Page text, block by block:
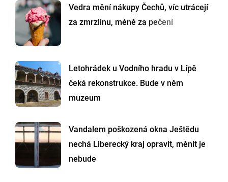
Vedra mění nákupy Čechů, víc utrácejí
za zmrzlinu, méně za pečení
Letohrádek u Vodního hradu v Lípě
čeká rekonstrukce. Bude v něm
muzeum
Vandalem poškozená okna Ještědu
nechá Liberecký kraj opravit, měnit je
nebude